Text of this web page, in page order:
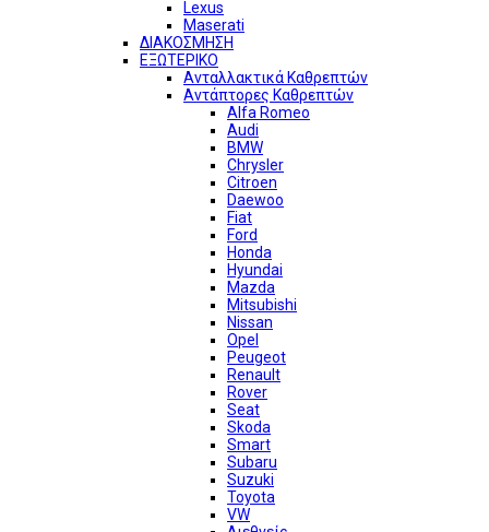
Lexus
Maserati
ΔΙΑΚΟΣΜΗΣΗ
ΕΞΩΤΕΡΙΚΟ
Ανταλλακτικά Καθρεπτών
Αντάπτορες Καθρεπτών
Alfa Romeo
Audi
BMW
Chrysler
Citroen
Daewoo
Fiat
Ford
Honda
Hyundai
Mazda
Mitsubishi
Nissan
Opel
Peugeot
Renault
Rover
Seat
Skoda
Smart
Subaru
Suzuki
Toyota
VW